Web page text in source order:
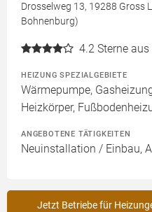
Drosselweg 13, 19288 Gross
Bohnenburg)
4.2 Sterne
HEIZUNG SPEZIALGEBIETE
Wärmepumpe,
Heizkörper,
ANGEBOTENE TÄTIGKEITEN
Neuinstallation / Einbau,
Jetzt Betriebe für